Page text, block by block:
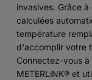
invasives. Grâce
calculées
température
d'accomplir votre
Connectez-vous
METERLiNK® et